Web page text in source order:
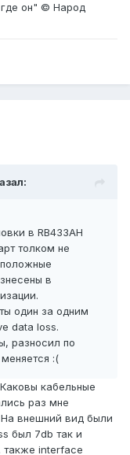
он" © Народ
в RB433AH
толком не
в
один за одним
data loss.
разносил по
:(
кабельные
раз мне
внешний вид были
был 7db так и
также interface